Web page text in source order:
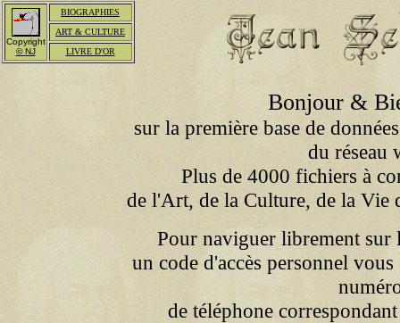
Copyright
© NJ
BIOGRAPHIES
ART & CULTURE
LIVRE D'OR
Bonjour &
sur la première base de
du réseau
Plus de 4000 fichiers à
de l'Art, de la Culture, de la Vie
Pour naviguer librement sur
un code d'accès personnel
de téléphone